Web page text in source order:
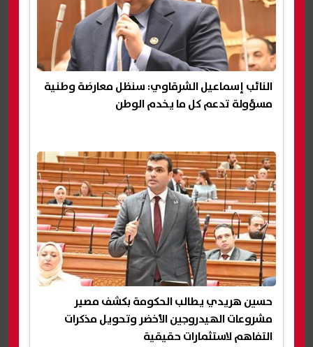
النائب إسماعيل الشرقاوي: سنظل معارضة وطنية
مسؤولة تدعم كل ما يخدم الوطن
حسين هريدي يطالب الحكومة بكشف مصير
مشروعات الهيدروجين الأخضر وتحويل مذكرات
التفاهم لاستثمارات حقيقية